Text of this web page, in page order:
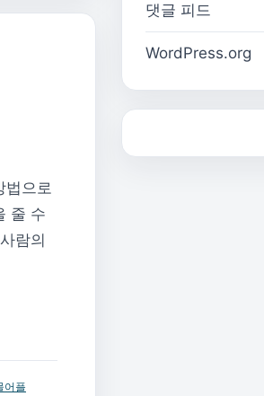
법으로
줄 수
람의
어플
댓글 피드
WordPress.org